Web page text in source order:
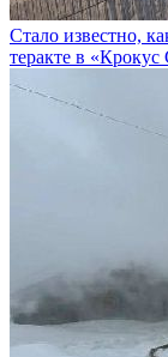
Стало известно,
теракте в